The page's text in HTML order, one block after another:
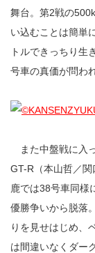
舞台。第2戦の
い込むことは簡単
トルできっちり生
号車の真価が問わ
また中盤戦に入
GT-R（本山哲／
鹿では38号車同様
優勝争いから脱落
りを見せはじめ、
は間違いなくダー